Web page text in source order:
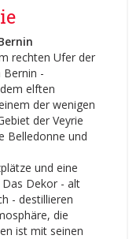
rechten Ufer der
Bernin -
elften
der wenigen
der Veyrie
Belledonne und
und eine
Das Dekor - alt
- destillieren
die
ist mit seinen